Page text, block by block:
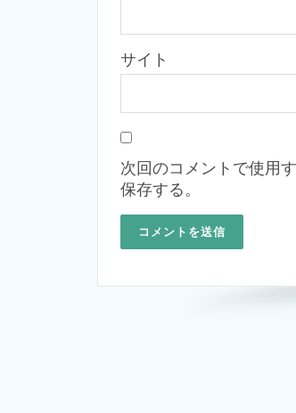
サイト
次回のコメントで使用
保存する。